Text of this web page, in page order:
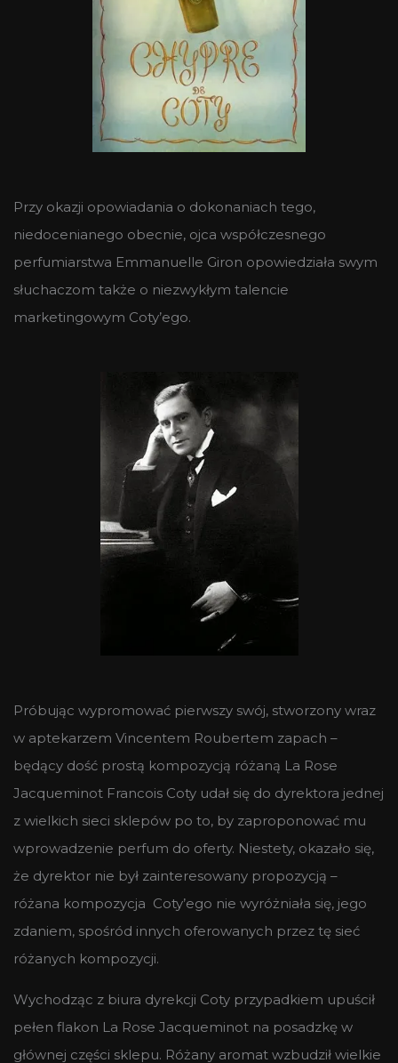
Przy okazji opowiadania o dokonaniach tego,
niedocenianego obecnie, ojca współczesnego
perfumiarstwa Emmanuelle Giron opowiedziała swym
słuchaczom także o niezwykłym talencie
marketingowym Coty’ego.
Próbując wypromować pierwszy swój, stworzony wraz
w aptekarzem Vincentem Roubertem zapach –
będący dość prostą kompozycją różaną La Rose
Jacqueminot Francois Coty udał się do dyrektora jednej
z wielkich sieci sklepów po to, by zaproponować mu
wprowadzenie perfum do oferty. Niestety, okazało się,
że dyrektor nie był zainteresowany propozycją –
różana kompozycja Coty’ego nie wyróżniała się, jego
zdaniem, spośród innych oferowanych przez tę sieć
różanych kompozycji.
Wychodząc z biura dyrekcji Coty przypadkiem upuścił
pełen flakon La Rose Jacqueminot na posadzkę w
głównej części sklepu. Różany aromat wzbudził wielkie